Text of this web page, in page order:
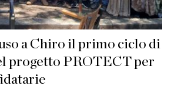
a Chiro il primo ciclo di
progetto PROTECT per